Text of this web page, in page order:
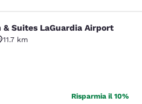
LaGuardia
Suites LaGuardia Airport
11.7 km
stelle. Buono. 1596 recensioni
Risparmia il 10%